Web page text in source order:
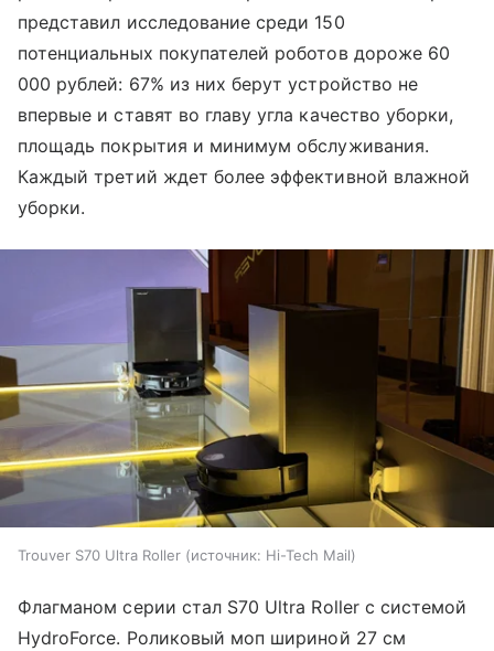
представил исследование среди 150
потенциальных покупателей роботов дороже 60
000 рублей: 67% из них берут устройство не
впервые и ставят во главу угла качество уборки,
площадь покрытия и минимум обслуживания.
Каждый третий ждет более эффективной влажной
уборки.
Trouver S70 Ultra Roller источник: Hi-Tech Mail
Флагманом серии стал S70 Ultra Roller с системой
HydroForce. Роликовый моп шириной 27 см